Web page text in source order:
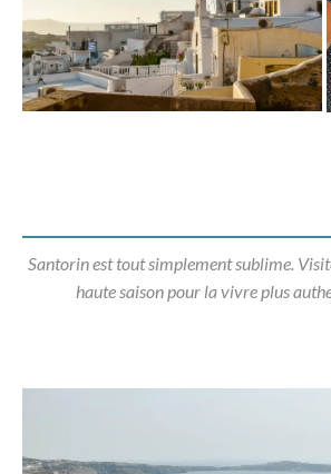
Santorin est tout simplement sublime.
haute saison pour la vivre plus